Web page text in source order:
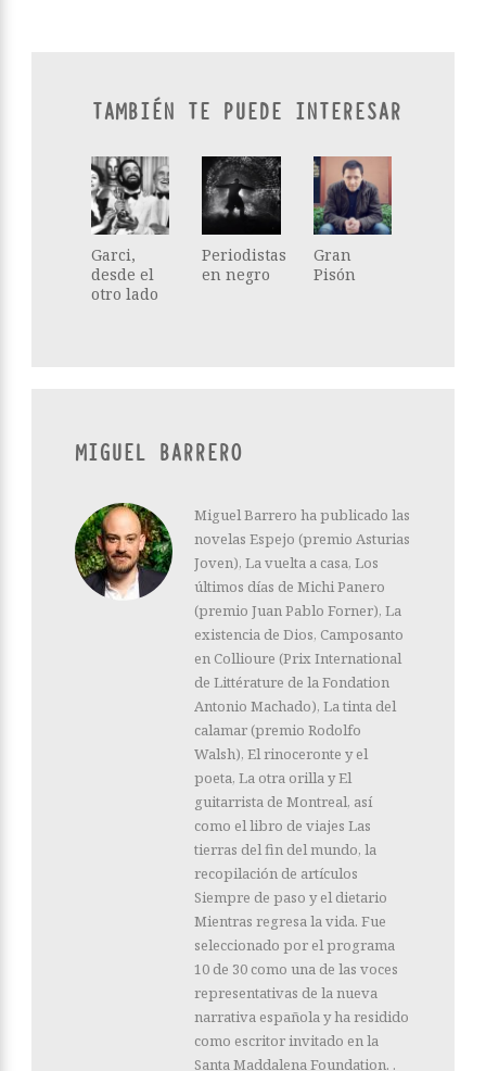
TAMBIÉN TE PUEDE INTERESAR
Garci,
desde el
otro lado
Periodistas
en negro
Gran
Pisón
MIGUEL BARRERO
Miguel Barrero ha publicado las
novelas Espejo (premio Asturias
Joven), La vuelta a casa, Los
últimos días de Michi Panero
(premio Juan Pablo Forner), La
existencia de Dios, Camposanto
en Collioure (Prix International
de Littérature de la Fondation
Antonio Machado), La tinta del
calamar (premio Rodolfo
Walsh), El rinoceronte y el
poeta, La otra orilla y El
guitarrista de Montreal, así
como el libro de viajes Las
tierras del fin del mundo, la
recopilación de artículos
Siempre de paso y el dietario
Mientras regresa la vida. Fue
seleccionado por el programa
10 de 30 como una de las voces
representativas de la nueva
narrativa española y ha residido
como escritor invitado en la
Santa Maddalena Foundation. .